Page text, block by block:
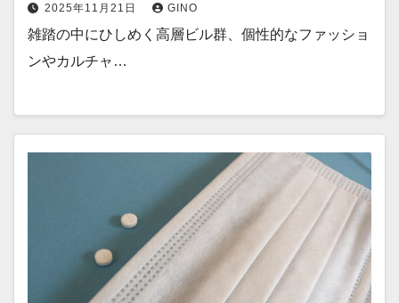
2025年11月21日 GINO
雑踏の中にひしめく高層ビル群、個性的なファッショ
ンやカルチャ…